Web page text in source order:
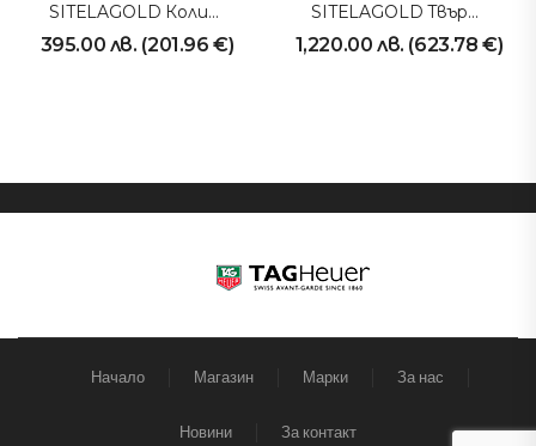
SITELAGOLD Колие 231013
395.00 лв. (201.96€)
SITELAGOLD Твърда Гривна 230425
1,220.00 лв. (623.78€)
Начало Магазин Марки За нас
Новини За контакт